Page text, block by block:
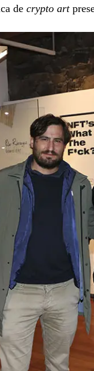
de crypto art